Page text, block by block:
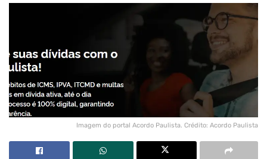
Imagem do portal Acordo Paulista. Crédito: Acordo Paulista